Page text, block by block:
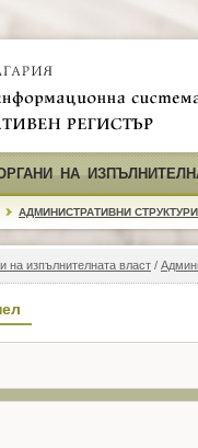
НА
АДМИНИСТРАТИВНИ СТРУКТУРИ
на изпълнителната власт /